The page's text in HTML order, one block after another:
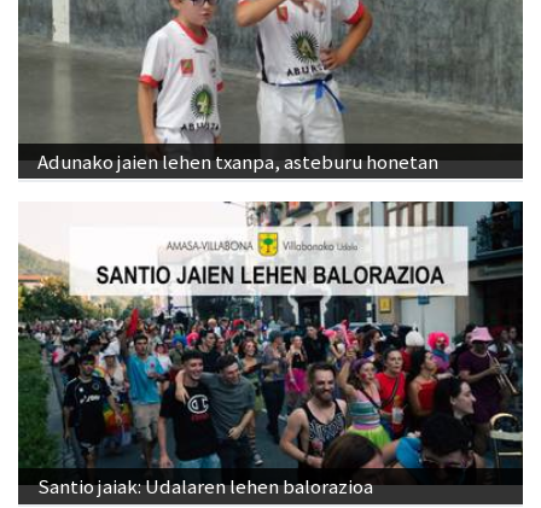
Adunako jaien lehen txanpa, asteburu honetan
Santio jaiak: Udalaren lehen balorazioa